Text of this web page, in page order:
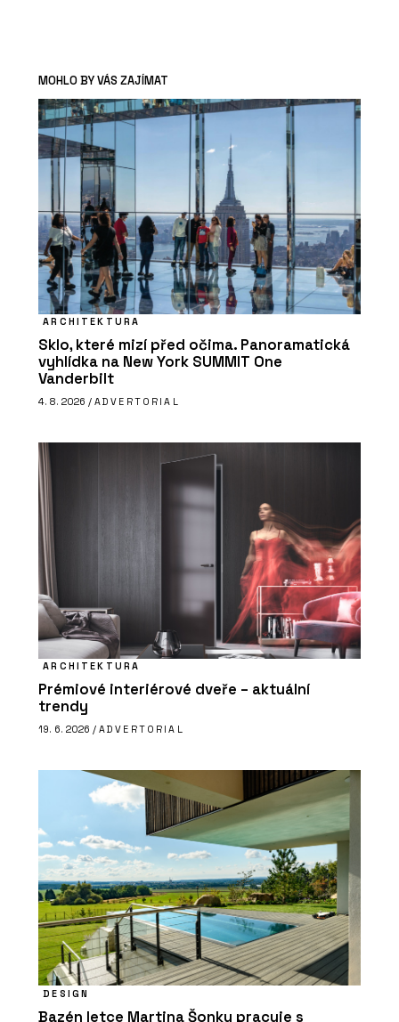
MOHLO BY VÁS ZAJÍMAT
ARCHITEKTURA
Sklo, které mizí před očima. Panoramatická
vyhlídka na New York SUMMIT One
Vanderbilt
4. 8. 2026 / ADVERTORIAL
ARCHITEKTURA
Prémiové interiérové dveře – aktuální
trendy
19. 6. 2026 / ADVERTORIAL
DESIGN
Bazén letce Martina Šonky pracuje s